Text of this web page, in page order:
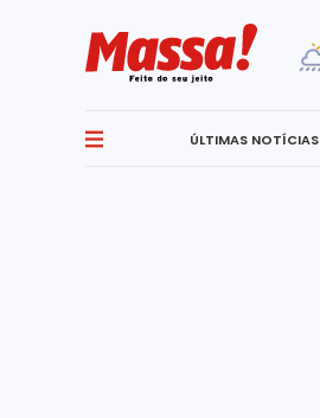
ÚLTIMAS NOTÍCIAS